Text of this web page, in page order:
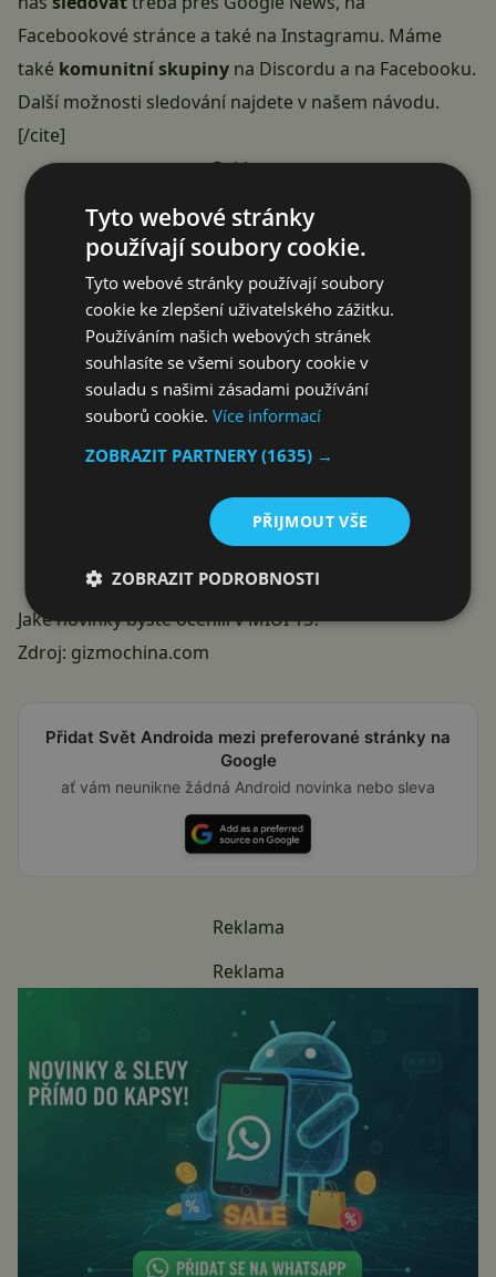
Facebookové stráncea také na Instagramu. Máme
také komunitní skupiny na Discordu a na Facebooku.
Další možnosti sledování najdete v našem návodu.
[/cite]
Reklama
Jaké novinky byste ocenili v MIUI 15?
Zdroj: gizmochina.com
Přidat Svět Androida mezi preferované stránky na
Google
ať vám neunikne žádná Android novinka nebo sleva
Reklama
Reklama
Tyto webové stránky
používají soubory cookie.
Tyto webové stránky používají soubory
cookie ke zlepšení uživatelského zážitku.
Používáním našich webových stránek
souhlasíte se všemi soubory cookie v
souladu s našimi zásadami používání
souborů cookie.Více informací
ZOBRAZIT PARTNERY(1635) →
PŘIJMOUT VŠE
ZOBRAZIT PODROBNOSTI